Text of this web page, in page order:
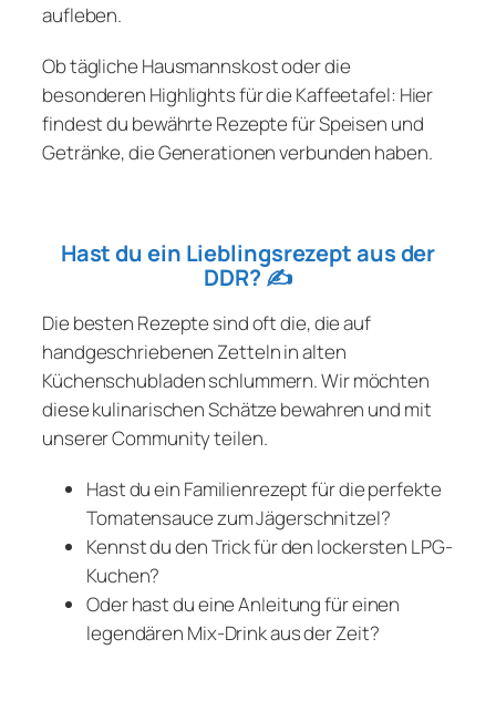
aufleben.
Ob tägliche Hausmannskost oder die
besonderen Highlights für die Kaffeetafel: Hier
findest du bewährte Rezepte für Speisen und
Getränke, die Generationen verbunden haben.
Hast du ein Lieblingsrezept aus der
DDR? ✍️
Die besten Rezepte sind oft die, die auf
handgeschriebenen Zetteln in alten
Küchenschubladen schlummern. Wir möchten
diese kulinarischen Schätze bewahren und mit
unserer Community teilen.
Hast du ein Familienrezept für die perfekte
Tomatensauce zum Jägerschnitzel?
Kennst du den Trick für den lockersten LPG-
Kuchen?
Oder hast du eine Anleitung für einen
legendären Mix-Drink aus der Zeit?